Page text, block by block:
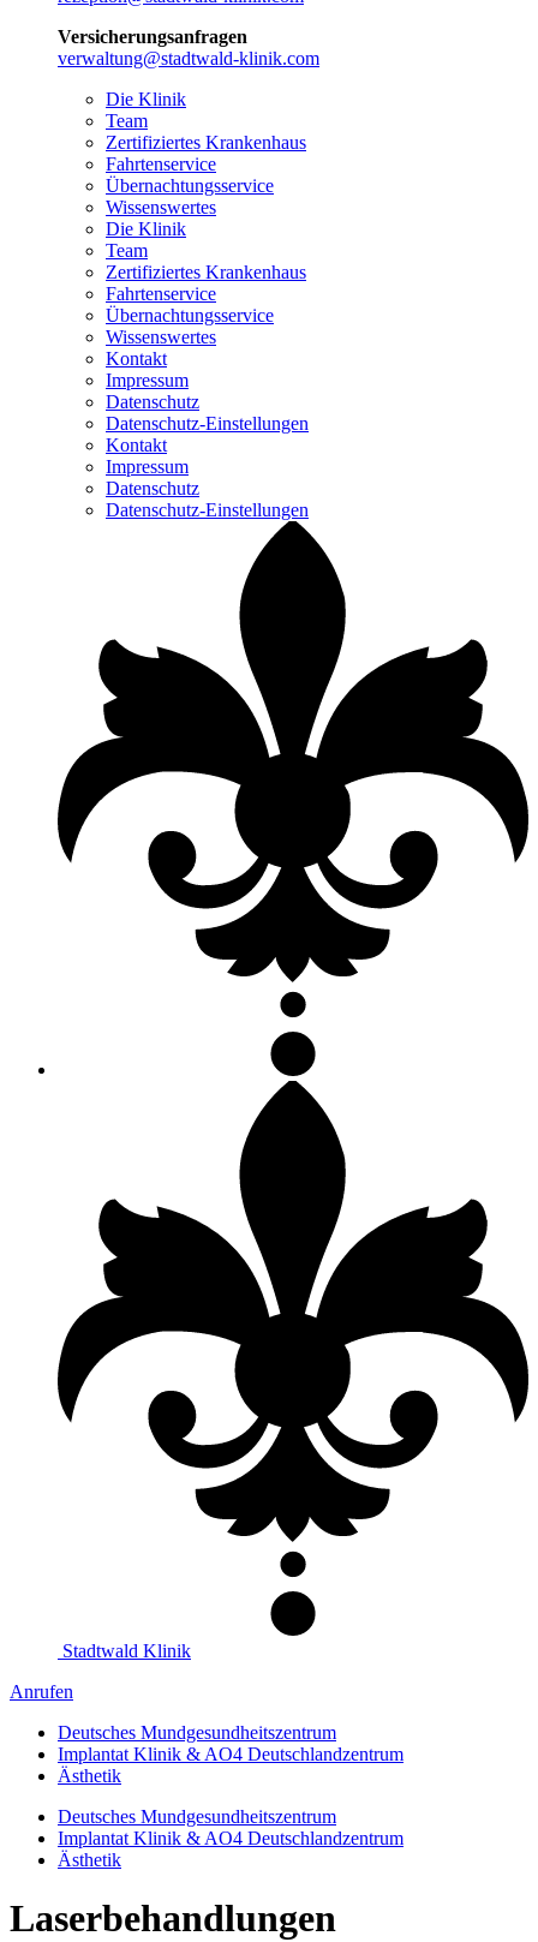
Versicherungsanfragen
verwaltung@stadtwald-klinik.com
Die Klinik
Team
Zertifiziertes Krankenhaus
Fahrtenservice
Übernachtungsservice
Wissenswertes
Die Klinik
Team
Zertifiziertes Krankenhaus
Fahrtenservice
Übernachtungsservice
Wissenswertes
Kontakt
Impressum
Datenschutz
Datenschutz-Einstellungen
Kontakt
Impressum
Datenschutz
Datenschutz-Einstellungen
Stadtwald Klinik
Anrufen
Deutsches Mundgesundheitszentrum
Implantat Klinik & AO4 Deutschlandzentrum
Ästhetik
Deutsches Mundgesundheitszentrum
Implantat Klinik & AO4 Deutschlandzentrum
Ästhetik
Laserbehandlungen